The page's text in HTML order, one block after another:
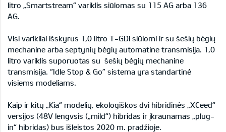
litro „Smartstream“ variklis siūlomas su 115 AG arba 136
AG.
Visi varikliai išskyrus 1,0 litro T-GDi siūlomi ir su šešių bėgių
mechanine arba septynių bėgių automatine transmisija. 1,0
litro variklis suporuotas su šešių bėgių mechanine
transmisija. “Idle Stop & Go” sistema yra standartinė
visiems modeliams.
Kaip ir kitų „Kia“ modelių, ekologiškos dvi hibridinės „XCeed“
versijos (48V lengvsis („mild“) hibridas ir įkraunamas „plug-
in“ hibridas) bus išleistos 2020 m. pradžioje.